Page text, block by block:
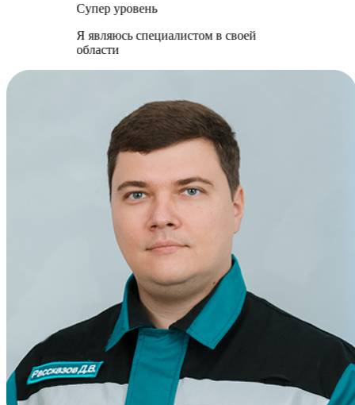
Супер уровень
Я являюсь специалистом в своей
области